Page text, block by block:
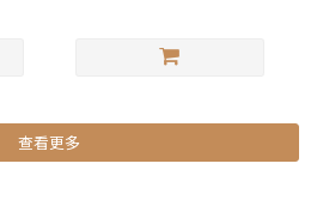
查看更多